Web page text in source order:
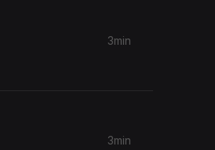
3min
3min